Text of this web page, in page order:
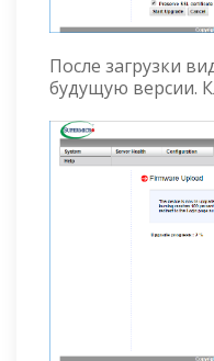
После загрузки
будущую версии.